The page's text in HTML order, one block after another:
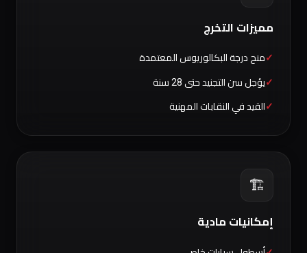
مميزات التخرج
منح درجة البكالوريوس المعتمدة
يؤجل سن التجنيد حتى 28 سنة
القيد في النقابات المهنية
🏗️
إمكانيات مادية